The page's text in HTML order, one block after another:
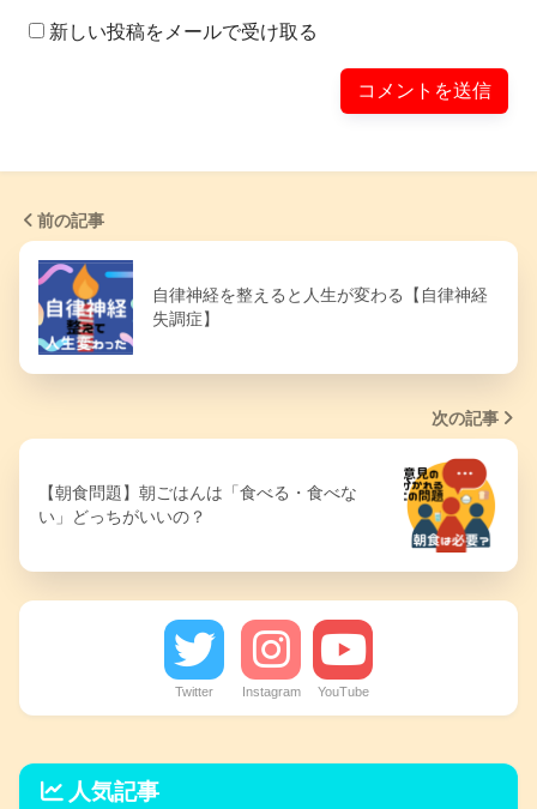
新しい投稿をメールで受け取る
前の記事
自律神経を整えると人生が変わる【自律神経
失調症】
次の記事
【朝食問題】朝ごはんは「食べる・食べな
い」どっちがいいの？
Twitter Instagram YouTube
人気記事